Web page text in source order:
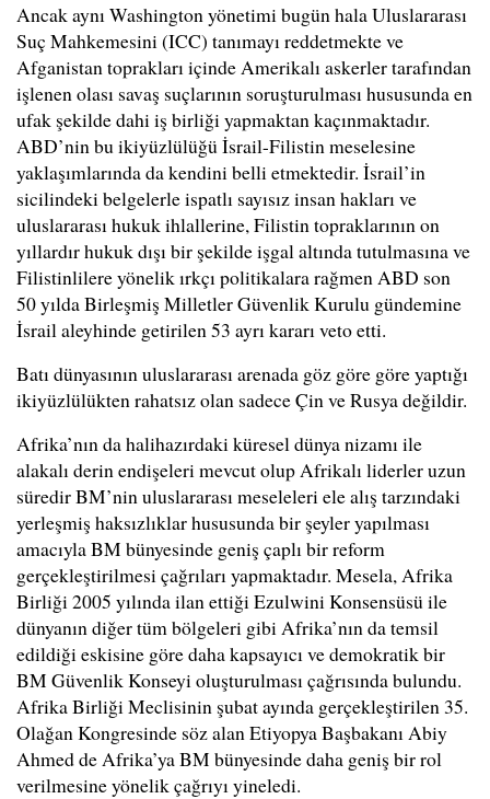
Ancak aynı Washington yönetimi bugün hala Uluslararası
Suç Mahkemesini (ICC) tanımayı reddetmekte ve
Afganistan toprakları içinde Amerikalı askerler tarafından
işlenen olası savaş suçlarının soruşturulması hususunda en
ufak şekilde dahi iş birliği yapmaktan kaçınmaktadır.
ABD’nin bu ikiyüzlülüğü İsrail-Filistin meselesine
yaklaşımlarında da kendini belli etmektedir. İsrail’in
sicilindeki belgelerle ispatlı sayısız insan hakları ve
uluslararası hukuk ihlallerine, Filistin topraklarının on
yıllardır hukuk dışı bir şekilde işgal altında tutulmasına ve
Filistinlilere yönelik ırkçı politikalara rağmen ABD son
50 yılda Birleşmiş Milletler Güvenlik Kurulu gündemine
İsrail aleyhinde getirilen 53 ayrı kararı veto etti.
Batı dünyasının uluslararası arenada göz göre göre yaptığı
ikiyüzlülükten rahatsız olan sadece Çin ve Rusya değildir.
Afrika’nın da halihazırdaki küresel dünya nizamı ile
alakalı derin endişeleri mevcut olup Afrikalı liderler uzun
süredir BM’nin uluslararası meseleleri ele alış tarzındaki
yerleşmiş haksızlıklar hususunda bir şeyler yapılması
amacıyla BM bünyesinde geniş çaplı bir reform
gerçekleştirilmesi çağrıları yapmaktadır. Mesela, Afrika
Birliği 2005 yılında ilan ettiği Ezulwini Konsensüsü ile
dünyanın diğer tüm bölgeleri gibi Afrika’nın da temsil
edildiği eskisine göre daha kapsayıcı ve demokratik bir
BM Güvenlik Konseyi oluşturulması çağrısında bulundu.
Afrika Birliği Meclisinin şubat ayında gerçekleştirilen 35.
Olağan Kongresinde söz alan Etiyopya Başbakanı Abiy
Ahmed de Afrika’ya BM bünyesinde daha geniş bir rol
verilmesine yönelik çağrıyı yineledi.